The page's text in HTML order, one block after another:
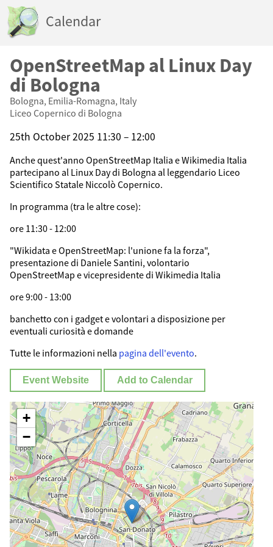
Calendar
OpenStreetMap al Linux Day
di Bologna
Bologna, Emilia-Romagna, Italy
Liceo Copernico di Bologna
25th October 2025 11:30 – 12:00
Anche quest'anno OpenStreetMap Italia e Wikimedia Italia
partecipano al Linux Day di Bologna al leggendario Liceo
Scientifico Statale Niccolò Copernico.
In programma (tra le altre cose):
ore 11:30 - 12:00
"Wikidata e OpenStreetMap: l'unione fa la forza",
presentazione di Daniele Santini, volontario
OpenStreetMap e vicepresidente di Wikimedia Italia
ore 9:00 - 13:00
banchetto con i gadget e volontari a disposizione per
eventuali curiosità e domande
Tutte le informazioni nella pagina dell'evento.
Event Website Add to Calendar
+
−